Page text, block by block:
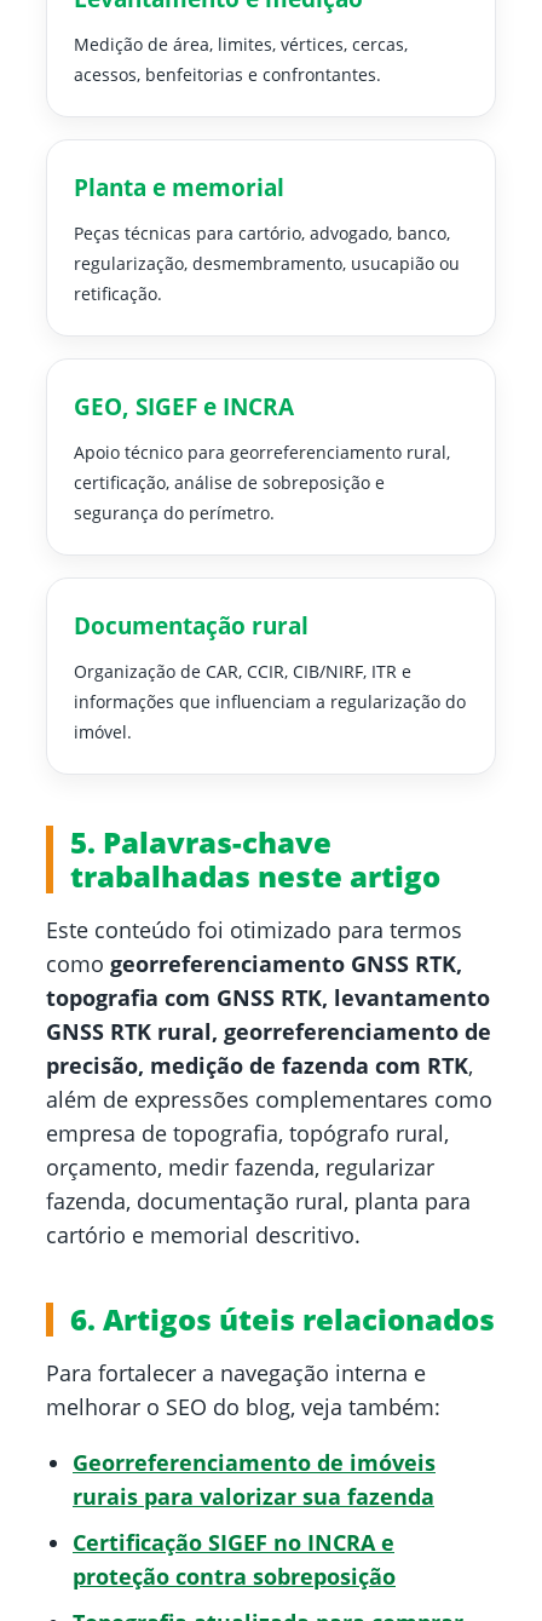
Medição de área, limites, vértices, cercas,
acessos, benfeitorias e confrontantes.
Planta e memorial
Peças técnicas para cartório, advogado, banco,
regularização, desmembramento, usucapião ou
retificação.
GEO, SIGEF e INCRA
Apoio técnico para georreferenciamento rural,
certificação, análise de sobreposição e
segurança do perímetro.
Documentação rural
Organização de CAR, CCIR, CIB/NIRF, ITR e
informações que influenciam a regularização do
imóvel.
5. Palavras-chave
trabalhadas neste artigo
Este conteúdo foi otimizado para termos
como georreferenciamento GNSS RTK,
topografia com GNSS RTK, levantamento
GNSS RTK rural, georreferenciamento de
precisão, medição de fazenda com RTK,
além de expressões complementares como
empresa de topografia, topógrafo rural,
orçamento, medir fazenda, regularizar
fazenda, documentação rural, planta para
cartório e memorial descritivo.
6. Artigos úteis relacionados
Para fortalecer a navegação interna e
melhorar o SEO do blog, veja também:
Georreferenciamento de imóveis
rurais para valorizar sua fazenda
Certificação SIGEF no INCRA e
proteção contra sobreposição